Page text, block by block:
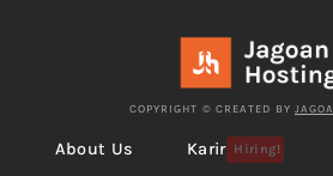
COPYRIGHT © CREATED BY
About Us Karir Hiring!